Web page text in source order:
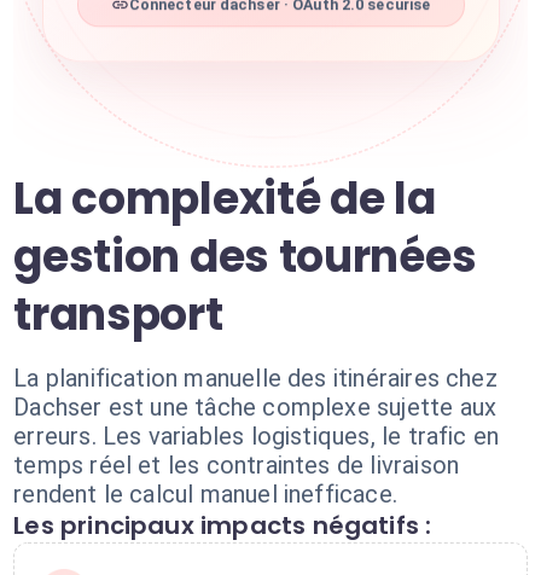
Connecteur dachser · OAuth 2.0 sécurisé
La complexité de la
gestion des tournées
transport
La planification manuelle des itinéraires chez
Dachser est une tâche complexe sujette aux
erreurs. Les variables logistiques, le trafic en
temps réel et les contraintes de livraison
rendent le calcul manuel inefficace.
Les principaux impacts négatifs :